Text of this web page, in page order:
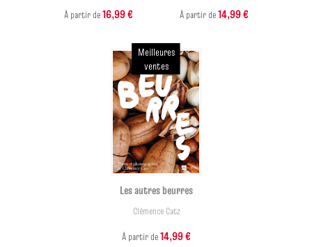
À partir de16,99 €
À partir de14,99 €
Meilleures
ventes
Les autres beurres
Clémence Catz
À partir de14,99 €